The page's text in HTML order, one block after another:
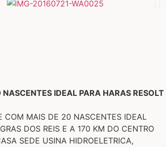
IDEAL PARA HARAS RESOLT
MAIS DE 20 NASCENTES IDEAL
DOS REIS E A 170 KM DO CENTRO
SEDE USINA HIDROELETRICA,